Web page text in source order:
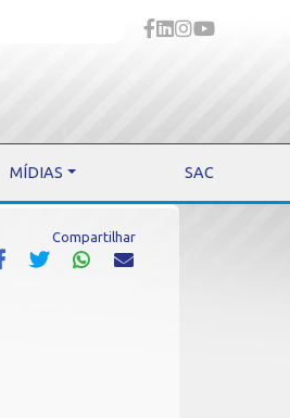
MÍDIAS SAC
Compartilhar